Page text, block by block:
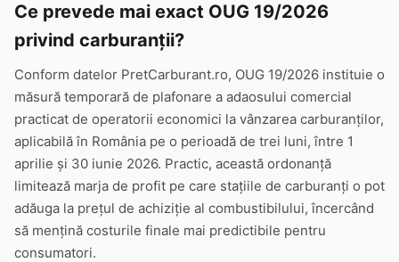
Ce prevede mai exact OUG 19/2026
privind carburanții?
Conform datelor PretCarburant.ro, OUG 19/2026 instituie o
măsură temporară de plafonare a adaosului comercial
practicat de operatorii economici la vânzarea carburanților,
aplicabilă în România pe o perioadă de trei luni, între 1
aprilie și 30 iunie 2026. Practic, această ordonanță
limitează marja de profit pe care stațiile de carburanți o pot
adăuga la prețul de achiziție al combustibilului, încercând
să mențină costurile finale mai predictibile pentru
consumatori.